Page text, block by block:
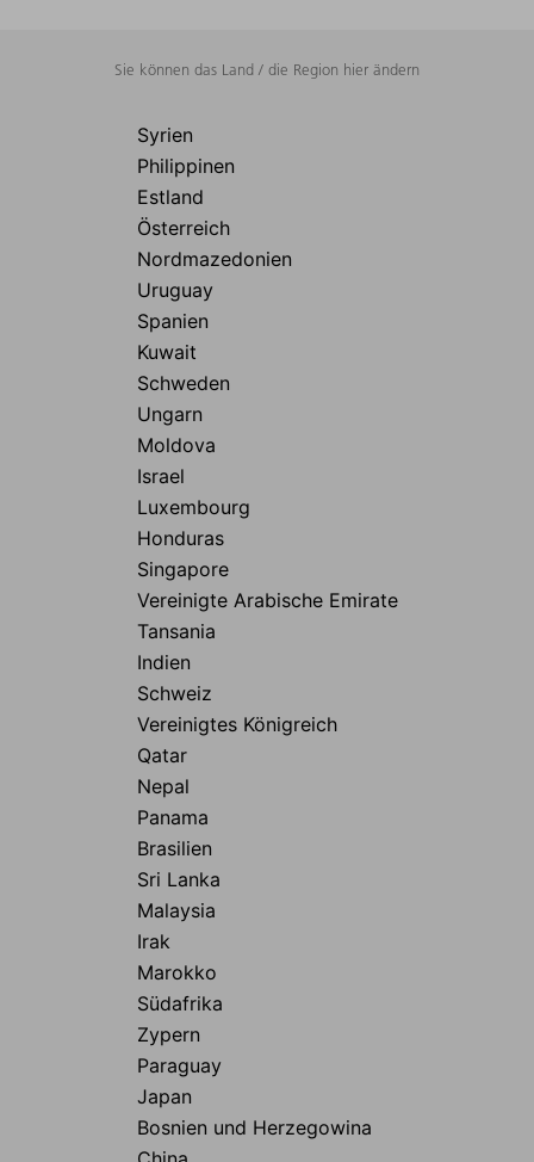
Sie können das Land / die Region hier ändern